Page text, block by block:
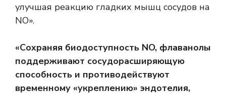
улучшая реакцию гладких мышц сосудов на
NO».
«Сохраняя биодоступность NO, флаванолы
поддерживают сосудорасширяющую
способность и противодействуют
временному «укреплению» эндотелия,